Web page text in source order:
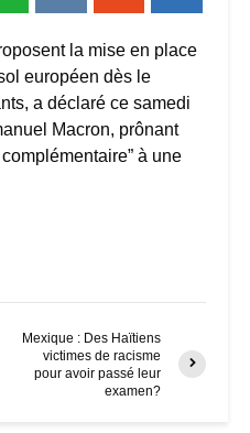
la mise en place
européen dès le
a déclaré ce samedi
Macron, prônant
à une
Mexique : Des Haïtiens
victimes de racisme
pour avoir passé leur
examen?